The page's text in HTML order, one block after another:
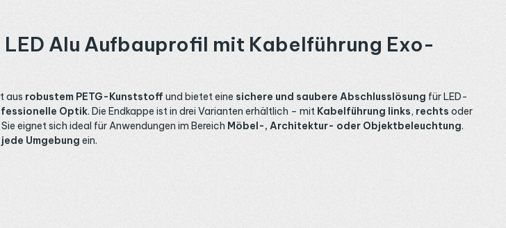
Alu Aufbauprofil mit Kabelführung Exo-
aus robustem PETG-Kunststoff und bietet eine sichere und saubere Abschlusslösung für LED-
Optik. Die Endkappe ist in drei Varianten erhältlich – mit Kabelführung links, rechts oder
Sie eignet sich ideal für Anwendungen im Bereich Möbel-, Architektur- oder Objektbeleuchtung.
Umgebung ein.